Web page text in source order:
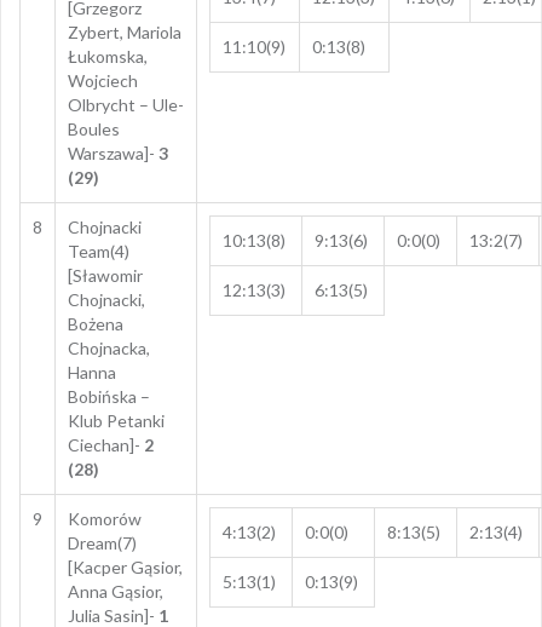
[Grzegorz
Zybert, Mariola
Łukomska,
Wojciech
Olbrycht – Ule-
Boules
Warszawa]- 3
(29)
11:10(9) 0:13(8)
8
Chojnacki
Team(4)
[Sławomir
Chojnacki,
Bożena
Chojnacka,
Hanna
Bobińska –
Klub Petanki
Ciechan]- 2
(28)
10:13(8) 9:13(6) 0:0(0) 13:2(7)
12:13(3) 6:13(5)
9
Komorów
Dream(7)
[Kacper Gąsior,
Anna Gąsior,
Julia Sasin]- 1
4:13(2) 0:0(0) 8:13(5) 2:13(4)
5:13(1) 0:13(9)